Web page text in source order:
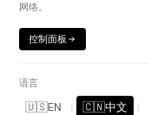
网络。
控制面板
语言
🇺🇸EN | 🇨🇳中文 |